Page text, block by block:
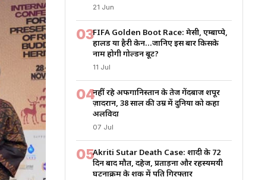
21 Jun
03FIFA Golden Boot Race: मेसी, एम्बाप्पे,
हालैंड या हैरी केन…जानिए इस बार किसके
नाम होगी गोल्डन बूट?
11 Jul
04नहीं रहे अफगानिस्तान के तेज गेंदबाज शपूर
ज़ादरान, 38 साल की उम्र में दुनिया को कहा
अलविदा
07 Jul
05Akriti Sutar Death Case: शादी के 72
दिन बाद मौत, दहेज, प्रताड़ना और रहस्यमयी
घटनाक्रम के शक में पति गिरफ्तार